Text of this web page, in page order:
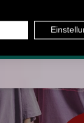
KEIN
UNS DIE